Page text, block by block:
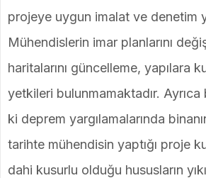
projeye uygun imalat ve denetim
Mühendislerin imar planlarını
haritalarını güncelleme, yapılara
yetkileri bulunmamaktadır.
ki deprem yargılamalarında
tarihte mühendisin yaptığı proje
dahi kusurlu olduğu hususların